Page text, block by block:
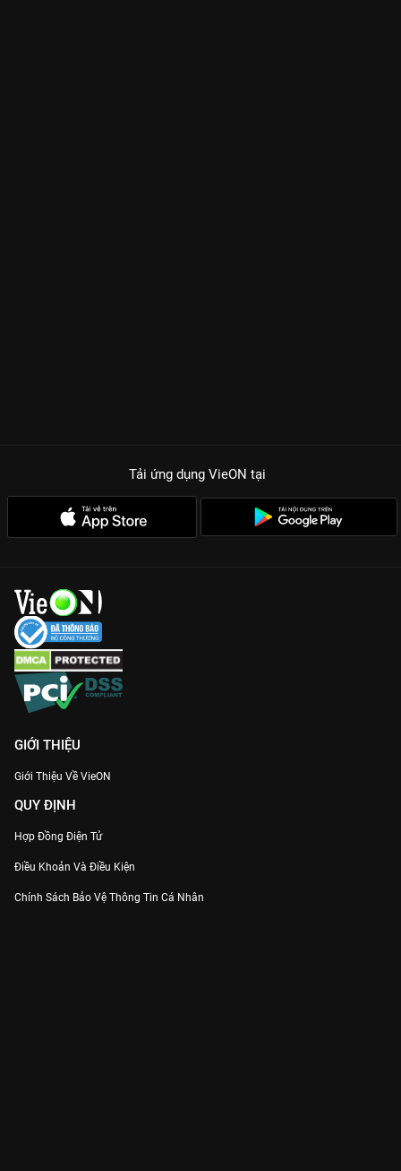
Tải ứng dụng VieON tại
GIỚI THIỆU
Giới Thiệu Về VieON
QUY ĐỊNH
Hợp Đồng Điện Tử
Điều Khoản Và Điều Kiện
Chính Sách Bảo Vệ Thông Tin Cá Nhân